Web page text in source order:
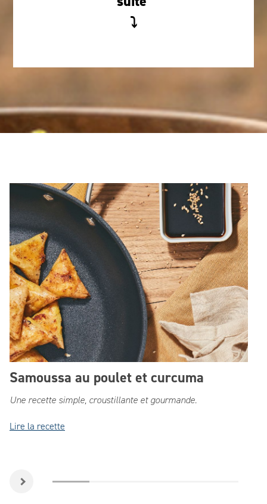
⤵
Item Frise
Chronologique
Image
Date
Samoussa au poulet et curcuma
Contenu
Une recette simple, croustillante et gourmande.
Lire la recette